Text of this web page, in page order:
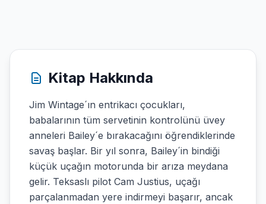
Kitap Hakkında
Jim Wintage´ın entrikacı çocukları,
babalarının tüm servetinin kontrolünü üvey
anneleri Bailey´e bırakacağını öğrendiklerinde
savaş başlar. Bir yıl sonra, Bailey´in bindiği
küçük uçağın motorunda bir arıza meydana
gelir. Teksaslı pilot Cam Justius, uçağı
parçalanmadan yere indirmeyi başarır, ancak